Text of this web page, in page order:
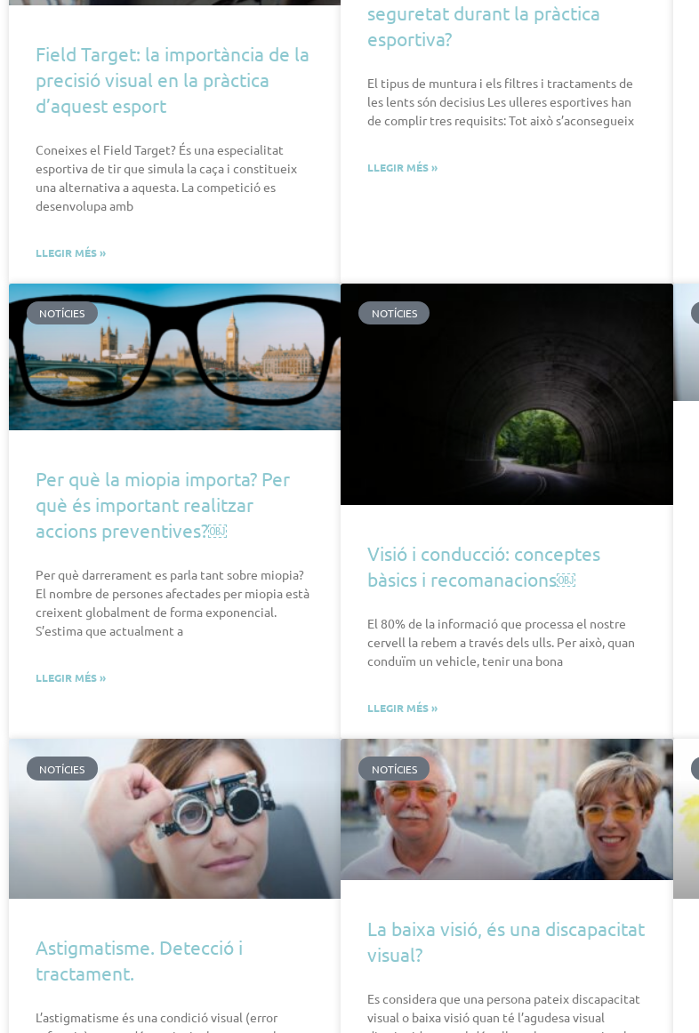
Field Target: la importància de la
precisió visual en la pràctica
d’aquest esport
Coneixes el Field Target? És una especialitat
esportiva de tir que simula la caça i constitueix
una alternativa a aquesta. La competició es
desenvolupa amb
LLEGIR MÉS »
seguretat durant la pràctica
esportiva?
El tipus de muntura i els filtres i tractaments de
les lents són decisius Les ulleres esportives han
de complir tres requisits: Tot això s’aconsegueix
LLEGIR MÉS »
NOTÍCIES
Per què la miopia importa? Per
què és important realitzar
accions preventives?￼
Per què darrerament es parla tant sobre miopia?
El nombre de persones afectades per miopia està
creixent globalment de forma exponencial.
S’estima que actualment a
LLEGIR MÉS »
NOTÍCIES
Visió i conducció: conceptes
bàsics i recomanacions￼
El 80% de la informació que processa el nostre
cervell la rebem a través dels ulls. Per això, quan
conduïm un vehicle, tenir una bona
LLEGIR MÉS »
NOTÍCIES
Astigmatisme. Detecció i
tractament.
L’astigmatisme és una condició visual (error
NOTÍCIES
La baixa visió, és una discapacitat
visual?
Es considera que una persona pateix discapacitat
visual o baixa visió quan té l’agudesa visual